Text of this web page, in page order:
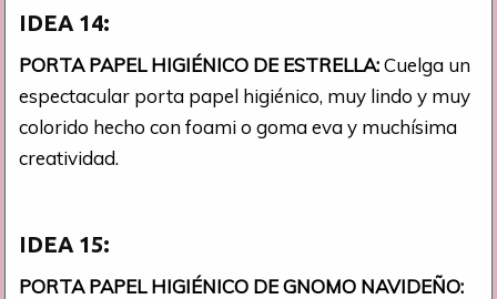
IDEA 14:
PORTA PAPEL HIGIÉNICO DE ESTRELLA:Cuelga un
espectacular porta papel higiénico, muy lindo y muy
colorido hecho con foami o goma eva y muchísima
creatividad.
IDEA 15:
PORTA PAPEL HIGIÉNICO DE GNOMO NAVIDEÑO: